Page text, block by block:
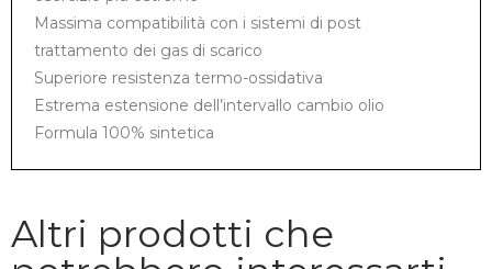
Massima compatibilità con i sistemi di post
trattamento dei gas di scarico
Superiore resistenza termo-ossidativa
Estrema estensione dell’intervallo cambio olio
Formula 100% sintetica
Altri prodotti che